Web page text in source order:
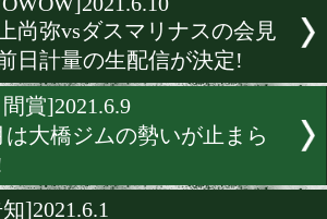
[相関図]2021.7.30
最新のユース相関図更新!
スーパーライト級相関図を